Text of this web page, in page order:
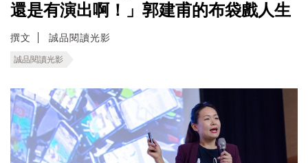
還是有演出啊！」郭建甫的布袋戲人生
撰文 誠品閱讀光影
誠品閱讀光影